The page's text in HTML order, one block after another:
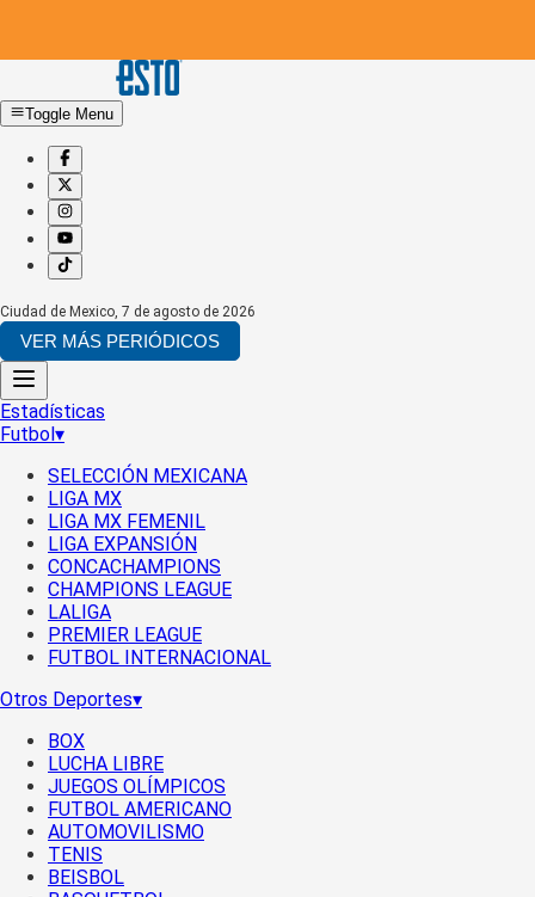
Toggle Menu
Ciudad de Mexico, 7 de agosto de 2026
VER MÁS PERIÓDICOS
Estadísticas
Futbol▾
SELECCIÓN MEXICANA
LIGA MX
LIGA MX FEMENIL
LIGA EXPANSIÓN
CONCACHAMPIONS
CHAMPIONS LEAGUE
LALIGA
PREMIER LEAGUE
FUTBOL INTERNACIONAL
Otros Deportes▾
BOX
LUCHA LIBRE
JUEGOS OLÍMPICOS
FUTBOL AMERICANO
AUTOMOVILISMO
TENIS
BEISBOL